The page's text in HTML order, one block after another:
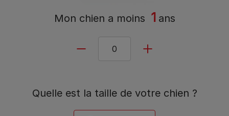
Mon chien a moins 1 ans
Quelle est la taille de votre chien ?